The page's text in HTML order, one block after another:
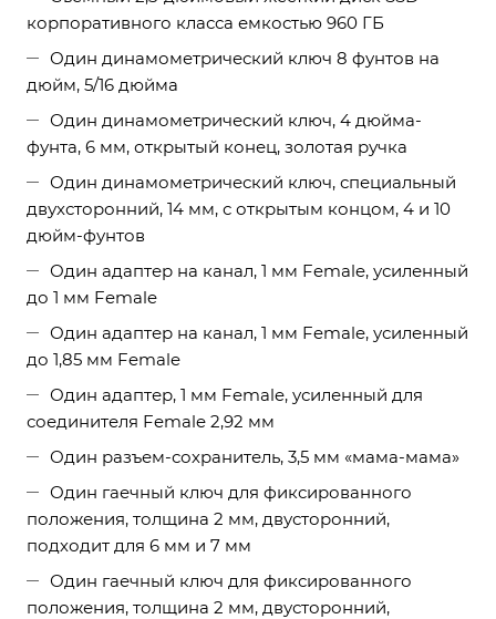
корпоративного класса емкостью 960 ГБ
Один динамометрический ключ 8 фунтов на
дюйм, 5/16 дюйма
Один динамометрический ключ, 4 дюйма-
фунта, 6 мм, открытый конец, золотая ручка
Один динамометрический ключ, специальный
двухсторонний, 14 мм, с открытым концом, 4 и 10
дюйм-фунтов
Один адаптер на канал, 1 мм Female, усиленный
до 1 мм Female
Один адаптер на канал, 1 мм Female, усиленный
до 1,85 мм Female
Один адаптер, 1 мм Female, усиленный для
соединителя Female 2,92 мм
Один разъем-сохранитель, 3,5 мм «мама-мама»
Один гаечный ключ для фиксированного
положения, толщина 2 мм, двусторонний,
подходит для 6 мм и 7 мм
Один гаечный ключ для фиксированного
положения, толщина 2 мм, двусторонний,